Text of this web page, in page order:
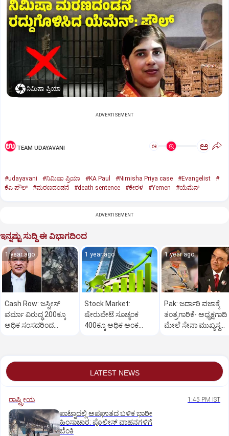
ನಿಮಿಷಾ ಪ್ರಿಯಾ
ADVERTISEMENT
TEAM UDAYAVANI ಅ ಅ
#udayavani #ನಿಮಿಷಾ ಪ್ರಿಯಾ #KA Paul #Nimisha Priya case #Evangelist
#
ಕೆಎ ಪೌಲ್
#ಮರಣದಂಡನೆ #death sentence #ಕೇರಳ #Yemen #ಯೆಮೆನ್‌
ADVERTISEMENT
ಇನ್ನಷ್ಟು ಸುದ್ದಿ ಈ ವಿಭಾಗದಿಂದ
1 year ago
Cash Row: ಜಸ್ಟೀಸ್‌
ವರ್ಮಾ ವಿರುದ್ಧ 200ಕ್ಕೂ
ಅಧಿಕ ಸಂಸದರಿಂದ
1 year ago
Stock Market:
ಷೇರುಪೇಟೆ ಸೂಚ್ಯಂಕ
400ಕ್ಕೂ ಅಧಿಕ ಅಂಕ
1 year ago
Pak: ಜರ್ದಾರಿ ವಜಾಕ್ಕೆ
ತಂತ್ರಗಾರಿಕೆ- ಅಧ್ಯಕ್ಷಗಾದಿ
ಮೇಲೆ ಸೇನಾ ಮುಖ್ಯಸ್ಥ
LATEST NEWS
ರಾಷ್ಟ್ರೀಯ 1:45 PM IST
ಪಾಟ್ನಾದಲ್ಲಿ ಅಪಘಾತದ ಬಳಿಕ ಭಾರೀ
ಹಿಂಸಾಚಾರ: ಪೊಲೀಸ್‌ ವಾಹನಗಳಿಗೆ
ಬೆಂಕಿ